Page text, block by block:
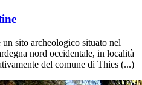
sito archeologico situato nel
nord occidentale, in località
del comune di Thies (...)